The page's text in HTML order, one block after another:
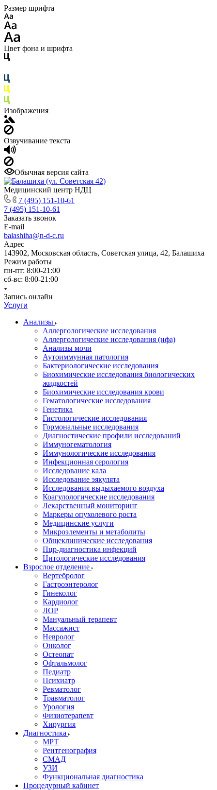
Размер шрифта
Цвет фона и шрифта
Изображения
Озвучивание текста
Обычная версия сайта
Медицинский центр НДЦ
7 (495) 151-10-61
7 (495) 151-10-61
Заказать звонок
E-mail
balashiha@n-d-c.ru
Адрес
143902, Московская область, Советская улица, 42, Балашиха
Режим работы
пн-пт: 8:00-21:00
сб-вс: 8:00-21:00
Запись онлайн
Услуги
Анализы
Аллергологические исследования
Аллергологические исследования (ифа)
Анализы мочи
Аутоиммунная патология
Бактериологические исследования
Биохимические исследования биологических
жидкостей
Биохимические исследования крови
Гематологические исследования
Генетика
Гистологические исследования
Гормональные исследования
Диагностические профили исследований
Иммуногематология
Иммунологические исследования
Инфекционная серология
Исследование кала
Исследование эякулята
Исследования выдыхаемого воздуха
Коагулологические исследования
Лекарственный мониторинг
Маркеры опухолевого роста
Медицинские услуги
Микроэлементы и метаболиты
Общеклинические исследования
Пцр-диагностика инфекций
Цитологические исследования
Взрослое отделение
Вертебролог
Гастроэнтеролог
Гинеколог
Кардиолог
ЛОР
Мануальный терапевт
Массажист
Невролог
Онколог
Остеопат
Офтальмолог
Педиатр
Психиатр
Ревматолог
Травматолог
Урология
Физиотерапевт
Хирургия
Диагностика
МРТ
Рентгенография
СМАД
УЗИ
Функциональная диагностика
Процедурный кабинет